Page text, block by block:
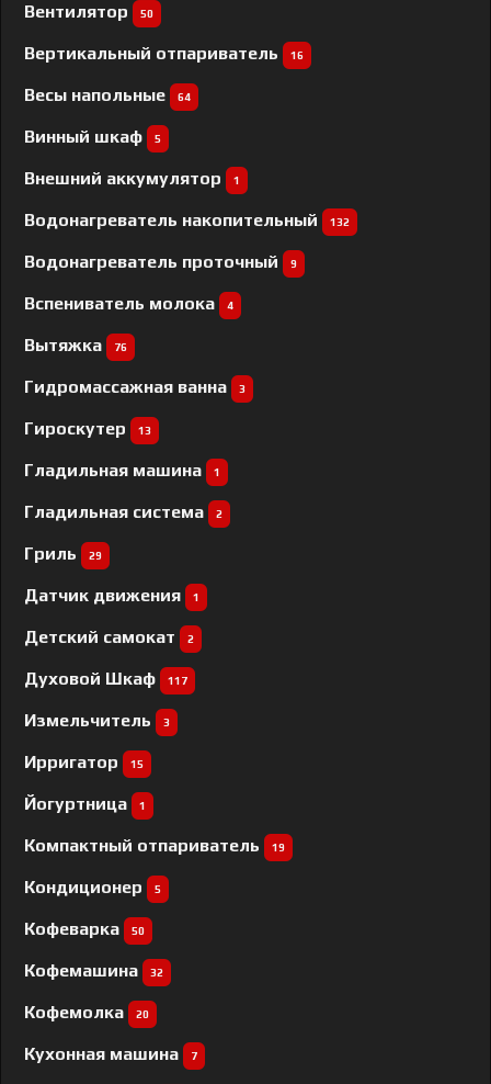
Вентилятор 50
Вертикальный отпариватель 16
Весы напольные 64
Винный шкаф 5
Внешний аккумулятор 1
Водонагреватель накопительный 132
Водонагреватель проточный 9
Вспениватель молока 4
Вытяжка 76
Гидромассажная ванна 3
Гироскутер 13
Гладильная машина 1
Гладильная система 2
Гриль 29
Датчик движения 1
Детский самокат 2
Духовой Шкаф 117
Измельчитель 3
Ирригатор 15
Йогуртница 1
Компактный отпариватель 19
Кондиционер 5
Кофеварка 50
Кофемашина 32
Кофемолка 20
Кухонная машина 7